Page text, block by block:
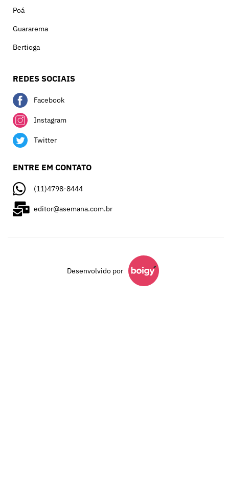
Poá
Guararema
Bertioga
REDES SOCIAIS
Facebook
Instagram
Twitter
ENTRE EM CONTATO
(11)4798-8444
editor@asemana.com.br
Desenvolvido por